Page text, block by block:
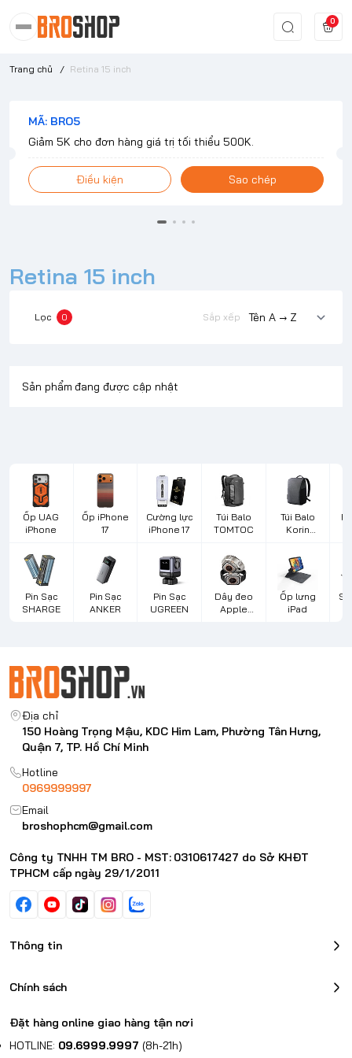
0
Trang chủ / Retina 15 inch
MÃ: BRO5
Giảm 5K cho đơn hàng giá trị tối thiểu 500K.
Điều kiện Sao chép
Retina 15 inch
Lọc 0 Sắp xếp
Sản phẩm đang được cập nhật
Ốp UAG
iPhone
Ốp iPhone
17
Cường lực
iPhone 17
Túi Balo
TOMTOC
Túi Balo
Korin
Pin Sạc
SHARGE
Pin Sạc
ANKER
Pin Sạc
UGREEN
Dây đeo
Apple
Ốp lưng
iPad
Địa chỉ
150 Hoàng Trọng Mậu, KDC Him Lam, Phường Tân Hưng,
Quận 7, TP. Hồ Chí Minh
Hotline
0969999997
Email
broshophcm@gmail.com
Công ty TNHH TM BRO - MST: 0310617427 do Sở KHĐT
TPHCM cấp ngày 29/1/2011
Thông tin
Chính sách
Đặt hàng online giao hàng tận nơi
HOTLINE: 09.6999.9997 (8h-21h)